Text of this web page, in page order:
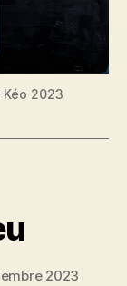
2023
2023